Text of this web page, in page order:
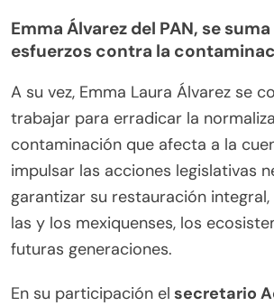
Emma Álvarez del PAN, se
esfuerzos contra la
A su vez, Emma Laura Álvarez se
trabajar para erradicar la
contaminación que afecta a la
impulsar las acciones legislativas
garantizar su restauración
las y los mexiquenses, los
futuras generaciones.
En su participación el secretario